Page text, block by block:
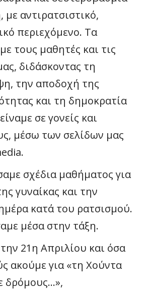
με αντιρατσιστικό,
περιεχόμενο. Τα
τους μαθητές και τις
διδάσκοντας τη
την αποδοχή της
και τη δημοκρατία
σε γονείς και
μέσω των σελίδων μας
σχέδια μαθήματος για
γυναίκας και την
κατά του ρατσισμού.
μέσα στην τάξη.
21η Απριλίου και όσα
ακούμε για «τη Χούντα
δρόμους…»,